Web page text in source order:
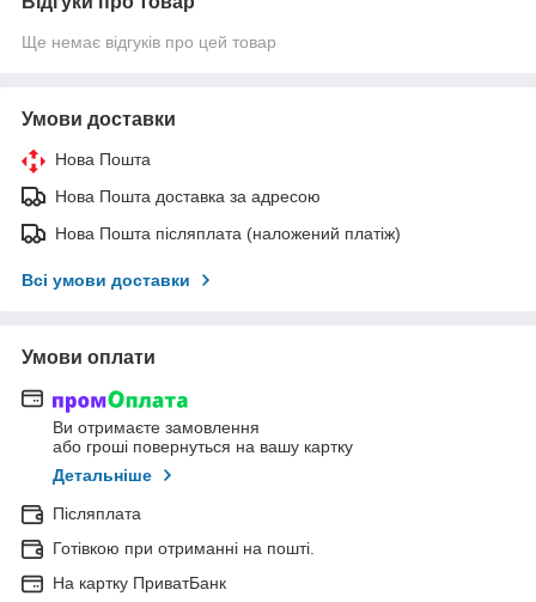
Ще немає відгуків про цей товар
Умови доставки
Нова Пошта
Нова Пошта доставка за адресою
Нова Пошта післяплата (наложений платіж)
Всі умови доставки
Умови оплати
Ви отримаєте замовлення
або гроші повернуться на вашу картку
Детальніше
Післяплата
Готівкою при отриманні на пошті.
На картку ПриватБанк